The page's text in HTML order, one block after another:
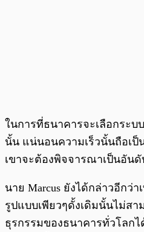
ในการที่ธนาคารจะเลือกระบ
นั้น แน่นอนความเร็วนั้นถือเป็
เขาจะต้องพิจจารณาเป็นอัน
นาย Marcus ยังได้กล่าวอีกว่า
รูปแบบเพียวๆดั้งเดิมนั้นไม่สา
ธุรกรรมของธนาคารทั่วโลกไ